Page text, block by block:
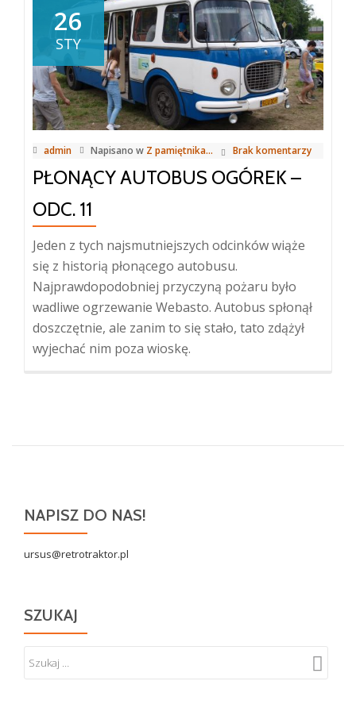
26
STY
admin Napisano w Z pamiętnika... Brak komentarzy
PŁONĄCY AUTOBUS OGÓREK –
ODC. 11
Jeden z tych najsmutniejszych odcinków wiąże
się z historią płonącego autobusu.
Najprawdopodobniej przyczyną pożaru było
wadliwe ogrzewanie Webasto. Autobus spłonął
doszczętnie, ale zanim to się stało, tato zdążył
wyjechać nim poza wioskę.
NAPISZ DO NAS!
ursus@retrotraktor.pl
SZUKAJ